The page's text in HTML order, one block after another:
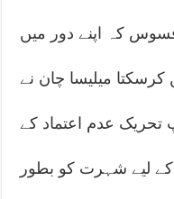
کہ اپنے دور میں
کرسکتا میلیسا چان نے
تحریک عدم اعتماد کے
کے لیے شہرت کو بطور